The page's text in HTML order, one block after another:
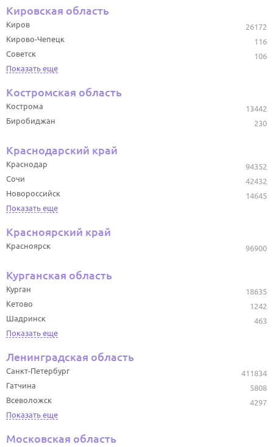
Кировская область
26172
Киров
116
Кирово-Чепецк
106
Советск
Показать еще
Костромская область
13442
Кострома
230
Биробиджан
Краснодарский край
94352
Краснодар
42432
Сочи
14645
Новороссийск
Показать еще
Красноярский край
96900
Красноярск
Курганская область
18635
Курган
1242
Кетово
463
Шадринск
Показать еще
Ленинградская область
411834
Санкт-Петербург
5808
Гатчина
4297
Всеволожск
Показать еще
Московская область